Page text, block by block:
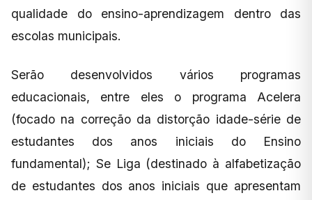
qualidade do ensino-aprendizagem dentro das
escolas municipais.
Serão desenvolvidos vários programas
educacionais, entre eles o programa Acelera
(focado na correção da distorção idade-série de
estudantes dos anos iniciais do Ensino
fundamental); Se Liga (destinado à alfabetização
de estudantes dos anos iniciais que apresentam